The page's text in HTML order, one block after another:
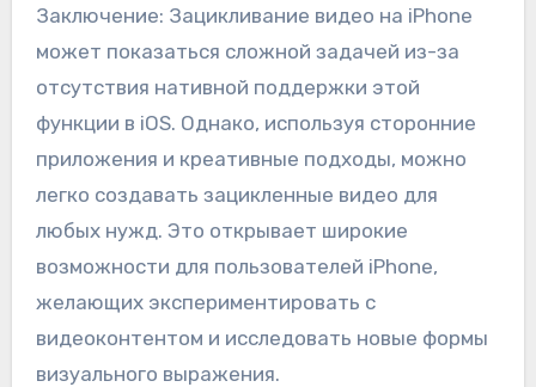
Заключение: Зацикливание видео на iPhone
может показаться сложной задачей из-за
отсутствия нативной поддержки этой
функции в iOS. Однако, используя сторонние
приложения и креативные подходы, можно
легко создавать зацикленные видео для
любых нужд. Это открывает широкие
возможности для пользователей iPhone,
желающих экспериментировать с
видеоконтентом и исследовать новые формы
визуального выражения.